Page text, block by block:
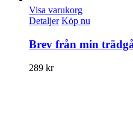
Visa varukorg
Detaljer Köp nu
Brev från min
289 kr